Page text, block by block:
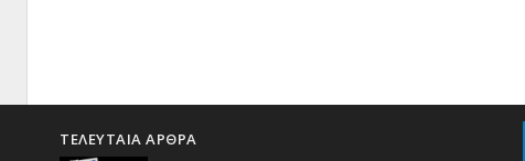
ΤΕΛΕΥΤΑΙΑ ΑΡΘΡΑ